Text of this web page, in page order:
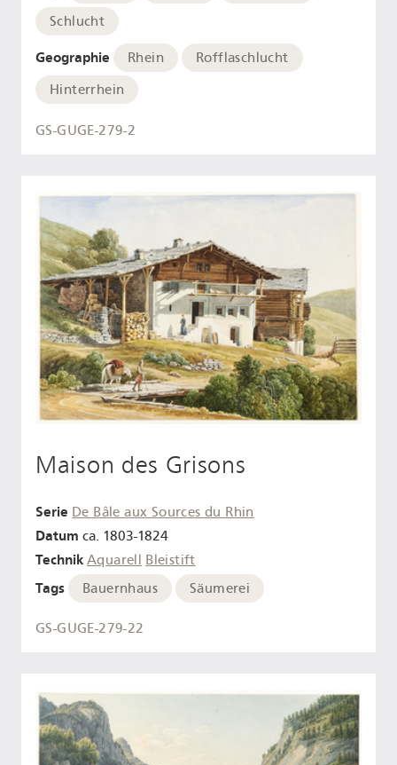
Schlucht
Geographie Rhein
Rofflaschlucht
Hinterrhein
GS-GUGE-279-2
Maison des Grisons
Serie De Bâle aux Sources du Rhin
Datum ca. 1803-1824
Technik Aquarell Bleistift
Tags Bauernhaus Säumerei
GS-GUGE-279-22